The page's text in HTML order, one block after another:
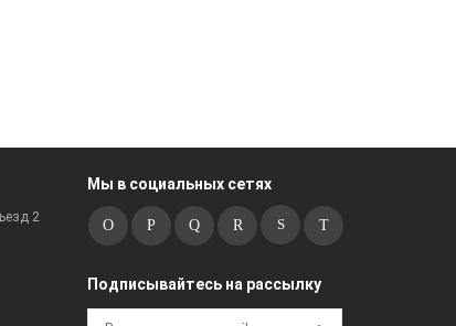
2
Мы в социальных сетях
Подписывайтесь на рассылку